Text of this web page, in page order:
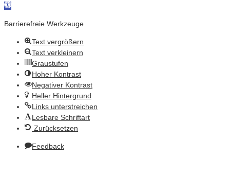
Werkzeugleiste öffnen
Barrierefreie Werkzeuge
Text vergrößern
Text verkleinern
Graustufen
Hoher Kontrast
Negativer Kontrast
Heller Hintergrund
Links unterstreichen
Lesbare Schriftart
Zurücksetzen
Feedback